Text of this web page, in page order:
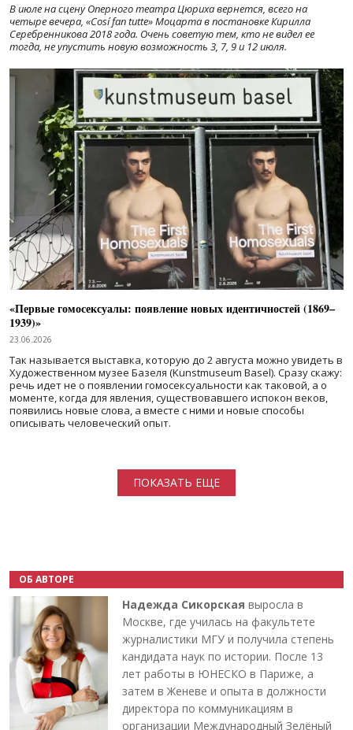
В июле на сцену Оперного театра Цюриха вернется, всего на
четыре вечера, «Cosí fan tutte» Моцарта в постановке Кирилла
Серебренникова 2018 года. Очень советую тем, кто не видел ее
тогда, не упустить новую возможность 3, 7, 9 и 12 июля.
«Первые гомосексуалы: появление новых идентичностей (1869–
1939)»
23.06.2026
Так называется выставка, которую до 2 августа можно увидеть в
Художественном музее Базеля (Kunstmuseum Basel). Сразу скажу:
речь идет не о появлении гомосексуальности как таковой, а о
моменте, когда для явления, существовавшего испокон веков,
появились новые слова, а вместе с ними и новые способы
описывать человеческий опыт.
ПОКАЗАТЬ ЕЩЕ
ОБ АВТОРЕ
Надежда Сикорская выросла в
Москве, где училась на факультете
журналистики МГУ и получила степень
кандидата наук по истории. После 13
лет работы в ЮНЕСКО в Париже, а
затем в Женеве и опыта в должности
директора по коммуникациям в
организации Международный Зелёный